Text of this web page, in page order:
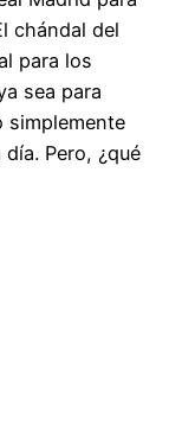
chándal del
para los
sea para
simplemente
Pero, ¿qué